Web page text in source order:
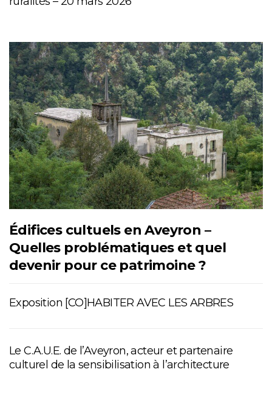
Édifices cultuels en Aveyron –
Quelles problématiques et quel
devenir pour ce patrimoine ?
Exposition [CO]HABITER AVEC LES ARBRES
Le C.A.U.E. de l’Aveyron, acteur et partenaire
culturel de la sensibilisation à l’architecture